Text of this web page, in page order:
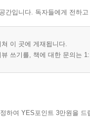
여가와 문화
간입니다. 독자들에게 전하
이 곳에 게재됩니다.
쓰기를, 책에 대한 문의는
하여 YES포인트 3만원을 드